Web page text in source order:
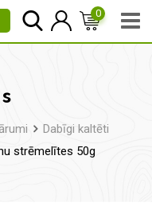
0
Dabīgi kaltēti
strēmelītes 50g